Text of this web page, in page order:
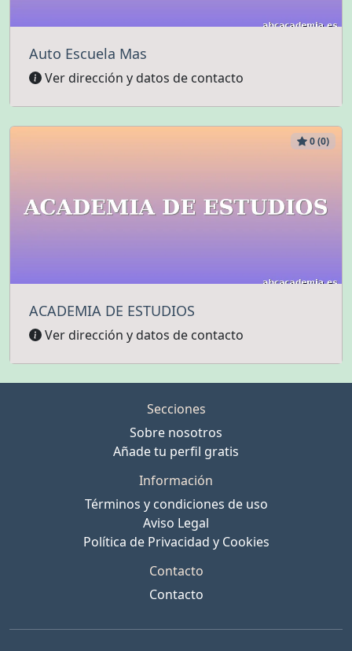
Auto Escuela Mas
Ver dirección y datos de contacto
0 (0)
ACADEMIA DE ESTUDIOS
Ver dirección y datos de contacto
Secciones
Sobre nosotros
Añade tu perfil gratis
Información
Términos y condiciones de uso
Aviso Legal
Política de Privacidad y Cookies
Contacto
Contacto